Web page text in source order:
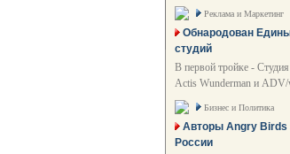
Реклама и Маркетинг
Обнародован
студий
В первой тройке -
Actis Wunderman и ADV/
Бизнес и Политика
Авторы Angry Birds
России